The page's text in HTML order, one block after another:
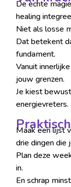
De èchte
healing
Niet als losse
Dat betekent
fundament.
Vanuit
jouw grenzen.
Je kiest
energievreters.
Maak een lijst
drie dingen die
Plan deze
in.
En schrap